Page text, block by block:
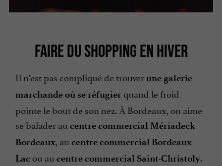
FAIRE DU SHOPPING EN HIVER
Il n’est pas compliqué de trouverune galerie
marchande où se réfugierquand le froid
pointe le bout de son nez. À Bordeaux, on aime
se balader au centre commercial Mériadeck
Bordeaux, au centre commercial Bordeaux
Lac ou au centre commercial Saint-Christoly.